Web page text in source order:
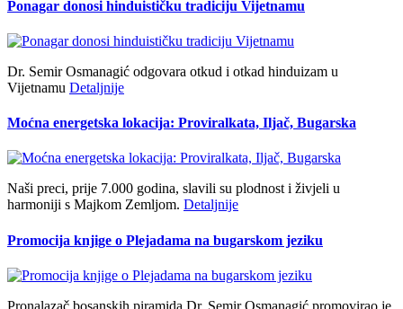
Ponagar donosi hinduističku tradiciju Vijetnamu
Dr. Semir Osmanagić odgovara otkud i otkad hinduizam u
Vijetnamu Detaljnije
Moćna energetska lokacija: Proviralkata, Iljač, Bugarska
Naši preci, prije 7.000 godina, slavili su plodnost i živjeli u
harmoniji s Majkom Zemljom. Detaljnije
Promocija knjige o Plejadama na bugarskom jeziku
Pronalazač bosanskih piramida Dr. Semir Osmanagić promovirao je